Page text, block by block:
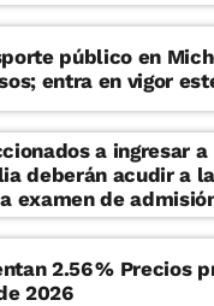
público en
entra en vigor
a ingresar a
deberán acudir a
examen de
2.56 % Precios
2026